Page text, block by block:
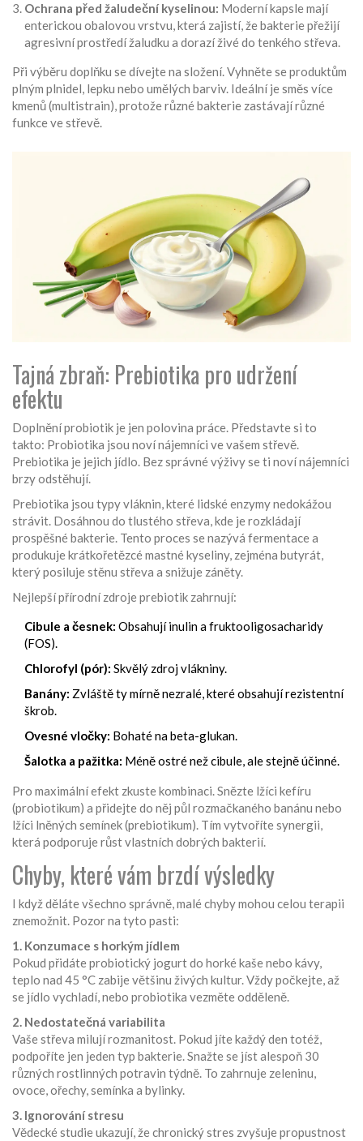
Ochrana před žaludeční kyselinou: Moderní kapsle mají
enterickou obalovou vrstvu, která zajistí, že bakterie přežijí
agresivní prostředí žaludku a dorazí živé do tenkého střeva.
Při výběru doplňku se dívejte na složení. Vyhněte se produktům
plným plnidel, lepku nebo umělých barviv. Ideální je směs více
kmenů (multistrain), protože různé bakterie zastávají různé
funkce ve střevě.
Tajná zbraň: Prebiotika pro udržení
efektu
Doplnění probiotik je jen polovina práce. Představte si to
takto: Probiotika jsou noví nájemníci ve vašem střevě.
Prebiotika je jejich jídlo. Bez správné výživy se ti noví nájemníci
brzy odstěhují.
Prebiotika jsou typy vláknin, které lidské enzymy nedokážou
strávit. Dosáhnou do tlustého střeva, kde je rozkládají
prospěšné bakterie. Tento proces se nazývá fermentace a
produkuje krátkořetězcé mastné kyseliny, zejména butyrát,
který posiluje stěnu střeva a snižuje záněty.
Nejlepší přírodní zdroje prebiotik zahrnují:
Cibule a česnek: Obsahují inulin a fruktooligosacharidy
(FOS).
Chlorofyl (pór): Skvělý zdroj vlákniny.
Banány: Zvláště ty mírně nezralé, které obsahují rezistentní
škrob.
Ovesné vločky: Bohaté na beta-glukan.
Šalotka a pažitka: Méně ostré než cibule, ale stejně účinné.
Pro maximální efekt zkuste kombinaci. Snězte lžíci kefíru
(probiotikum) a přidejte do něj půl rozmačkaného banánu nebo
lžíci lněných semínek (prebiotikum). Tím vytvoříte synergii,
která podporuje růst vlastních dobrých bakterií.
Chyby, které vám brzdí výsledky
I když děláte všechno správně, malé chyby mohou celou terapii
znemožnit. Pozor na tyto pasti:
1. Konzumace s horkým jídlem
Pokud přidáte probiotický jogurt do horké kaše nebo kávy,
teplo nad 45 °C zabije většinu živých kultur. Vždy počkejte, až
se jídlo vychladí, nebo probiotika vezměte odděleně.
2. Nedostatečná variabilita
Vaše střeva milují rozmanitost. Pokud jíte každý den totéž,
podpoříte jen jeden typ bakterie. Snažte se jíst alespoň 30
různých rostlinných potravin týdně. To zahrnuje zeleninu,
ovoce, ořechy, semínka a bylinky.
3. Ignorování stresu
Vědecké studie ukazují, že chronický stres zvyšuje propustnost